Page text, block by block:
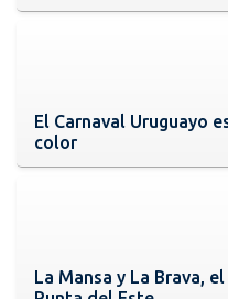
El Carnaval Uruguayo
color
La Mansa y La Brava,